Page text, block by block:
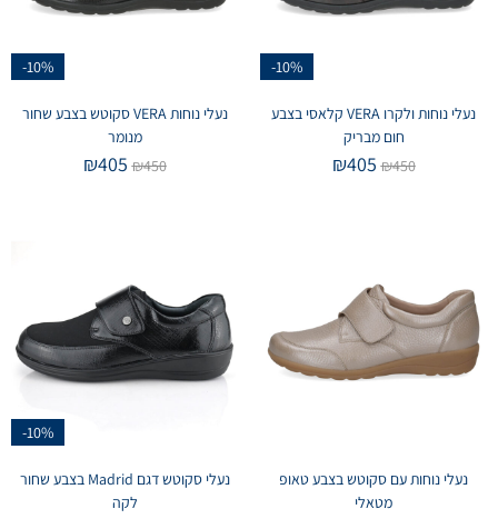
-10%
נעלי נוחות ולקרו VERA קלאסי בצבע
חום מבריק
₪450
₪405
-10%
נעלי נוחות VERA סקוטש בצבע שחור
מנומר
₪450
₪405
נעלי נוחות עם סקוטש בצבע טאופ
מטאלי
-10%
נעלי סקוטש דגם Madrid בצבע שחור
לקה